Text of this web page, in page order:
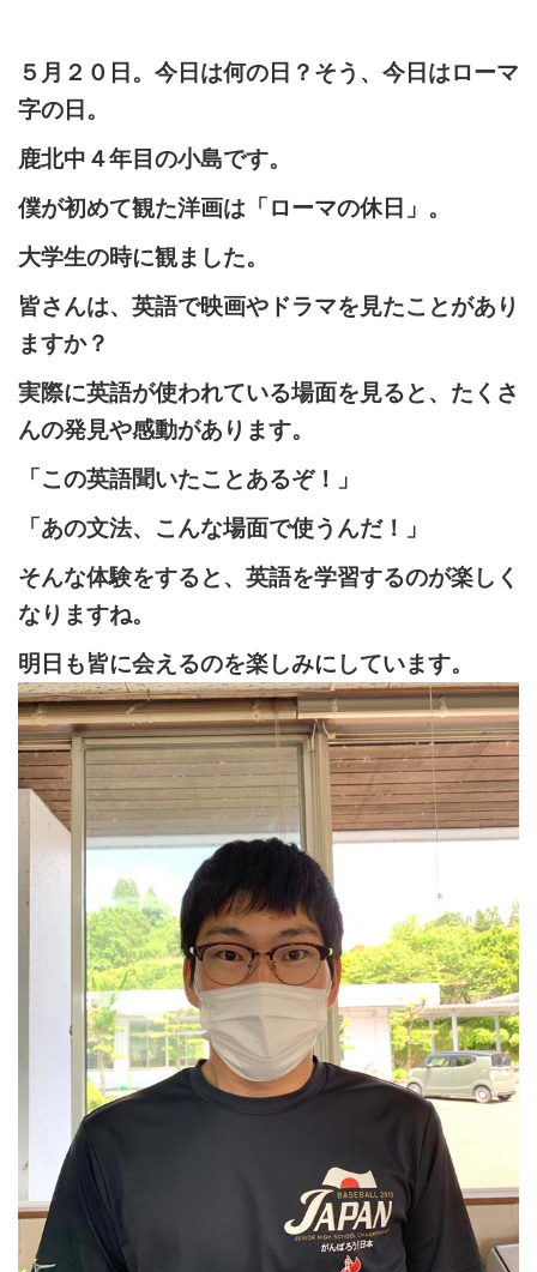
５月２０日。今日は何の日？そう、今日はローマ
字の日。
鹿北中４年目の小島です。
僕が初めて観た洋画は「ローマの休日」。
大学生の時に観ました。
皆さんは、英語で映画やドラマを見たことがあり
ますか？
実際に英語が使われている場面を見ると、たくさ
んの発見や感動があります。
「この英語聞いたことあるぞ！」
「あの文法、こんな場面で使うんだ！」
そんな体験をすると、英語を学習するのが楽しく
なりますね。
明日も皆に会えるのを楽しみにしています。